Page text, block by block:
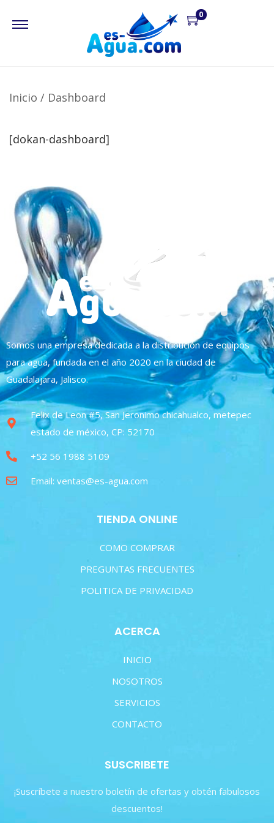
0
Inicio / Dashboard
[dokan-dashboard]
Somos una empresa dedicada a la distribución de equipos
para agua, fundada en el año 2020 en la ciudad de
Guadalajara, Jalisco.
Felix de Leon #5, San Jeronimo chicahualco, metepec
estado de méxico, CP: 52170
+52 56 1988 5109
Email: ventas@es-agua.com
TIENDA ONLINE
COMO COMPRAR
PREGUNTAS FRECUENTES
POLITICA DE PRIVACIDAD
ACERCA
INICIO
NOSOTROS
SERVICIOS
CONTACTO
SUSCRIBETE
¡Suscríbete a nuestro boletín de ofertas y obtén fabulosos
descuentos!